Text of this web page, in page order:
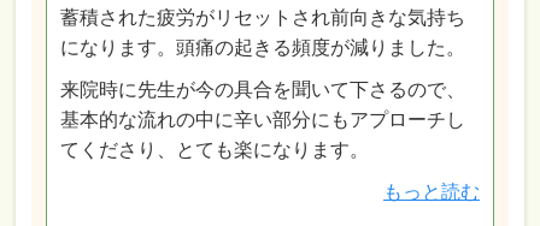
蓄積された疲労がリセットされ前向きな気持ち
になります。頭痛の起きる頻度が減りました。
来院時に先生が今の具合を聞いて下さるので、
基本的な流れの中に辛い部分にもアプローチし
てくださり、とても楽になります。
もっと読む